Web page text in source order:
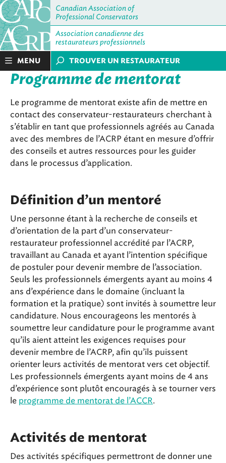
Canadian Association of
Professional Conservators
Association canadienne des
restaurateurs professionnels
MENU TROUVER UN RESTAURATEUR
Programme de mentorat
Le programme de mentorat existe afin de mettre en
contact des conservateur-restaurateurs cherchant à
s’établir en tant que professionnels agréés au Canada
avec des membres de l’ACRP étant en mesure d’offrir
des conseils et autres ressources pour les guider
dans le processus d’application.
Définition d’un mentoré
Une personne étant à la recherche de conseils et
d’orientation de la part d’un conservateur-
restaurateur professionnel accrédité par l’ACRP,
travaillant au Canada et ayant l’intention spécifique
de postuler pour devenir membre de l’association.
Seuls les professionnels émergents ayant au moins 4
ans d’expérience dans le domaine (incluant la
formation et la pratique) sont invités à soumettre leur
candidature. Nous encourageons les mentorés à
soumettre leur candidature pour le programme avant
qu’ils aient atteint les exigences requises pour
devenir membre de l’ACRP, afin qu’ils puissent
orienter leurs activités de mentorat vers cet objectif.
Les professionnels émergents ayant moins de 4 ans
d’expérience sont plutôt encouragés à se tourner vers
le programme de mentorat de l’ACCR.
Activités de mentorat
Des activités spécifiques permettront de donner une